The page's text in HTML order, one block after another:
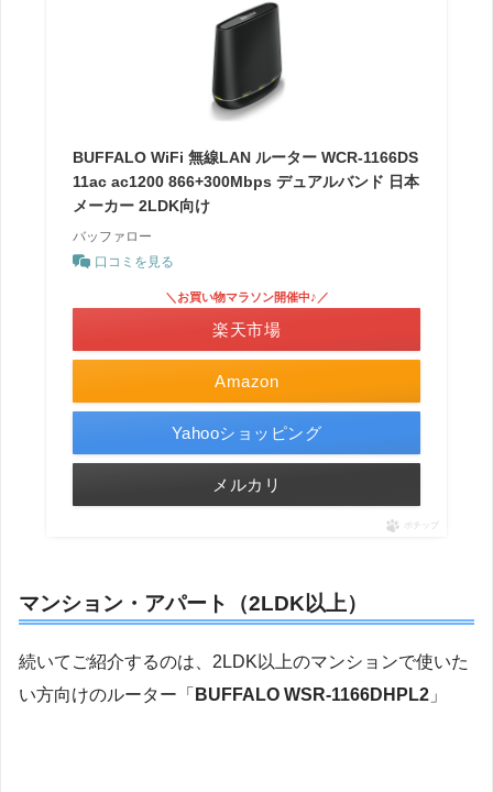
BUFFALO WiFi 無線LAN ルーター WCR-1166DS
11ac ac1200 866+300Mbps デュアルバンド 日本
メーカー 2LDK向け
バッファロー
口コミを見る
Amazon
＼お買い物マラソン開催中♪／
楽天市場
Yahooショッピング
メルカリ
ポチップ
マンション・アパート（2LDK以上）
続いてご紹介するのは、2LDK以上のマンションで使いた
い方向けのルーター「 BUFFALO WSR-1166DHPL2 」